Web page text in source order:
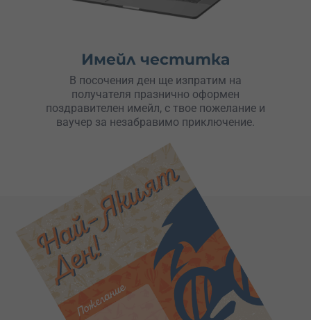
Имейл честитка
В посочения ден ще изпратим на
получателя празнично оформен
поздравителен имейл, с твое пожелание и
ваучер за незабравимо приключение.